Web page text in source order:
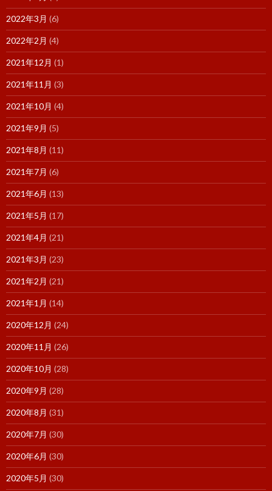
2022年3月 (6)
2022年2月 (4)
2021年12月 (1)
2021年11月 (3)
2021年10月 (4)
2021年9月 (5)
2021年8月 (11)
2021年7月 (6)
2021年6月 (13)
2021年5月 (17)
2021年4月 (21)
2021年3月 (23)
2021年2月 (21)
2021年1月 (14)
2020年12月 (24)
2020年11月 (26)
2020年10月 (28)
2020年9月 (28)
2020年8月 (31)
2020年7月 (30)
2020年6月 (30)
2020年5月 (30)